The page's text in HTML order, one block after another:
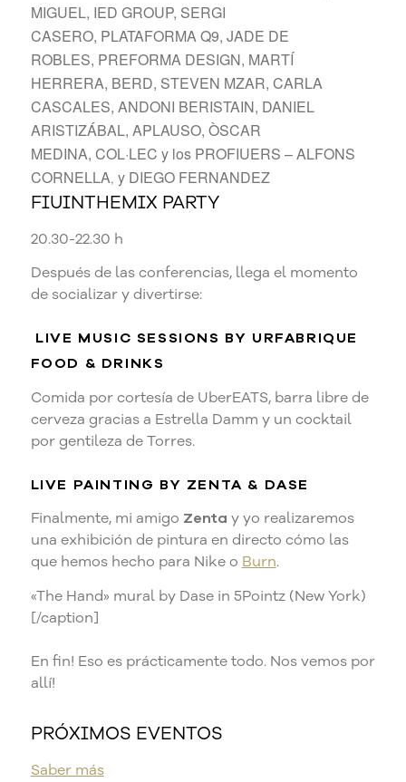
MIGUEL, IED GROUP, SERGI
CASERO, PLATAFORMA Q9, JADE DE
ROBLES, PREFORMA DESIGN, MARTÍ
HERRERA, BERD, STEVEN MZAR, CARLA
CASCALES, ANDONI BERISTAIN, DANIEL
ARISTIZÁBAL, APLAUSO, ÒSCAR
MEDINA, COL·LEC y los PROFIUERS – ALFONS
CORNELLA, y DIEGO FERNANDEZ
FIUINTHEMIX PARTY
20.30-22.30 h
Después de las conferencias, llega el momento
de socializar y divertirse:
LIVE MUSIC SESSIONS BY URFABRIQUE
FOOD & DRINKS
Comida por cortesía de UberEATS, barra libre de
cerveza gracias a Estrella Damm y un cocktail
por gentileza de Torres.
LIVE PAINTING BY ZENTA & DASE
Finalmente, mi amigo Zenta y yo realizaremos
una exhibición de pintura en directo cómo las
que hemos hecho para Nike o Burn.
«The Hand» mural by Dase in 5Pointz (New York)
[/caption]
En fin! Eso es prácticamente todo. Nos vemos por
allí!
PRÓXIMOS EVENTOS
Saber más